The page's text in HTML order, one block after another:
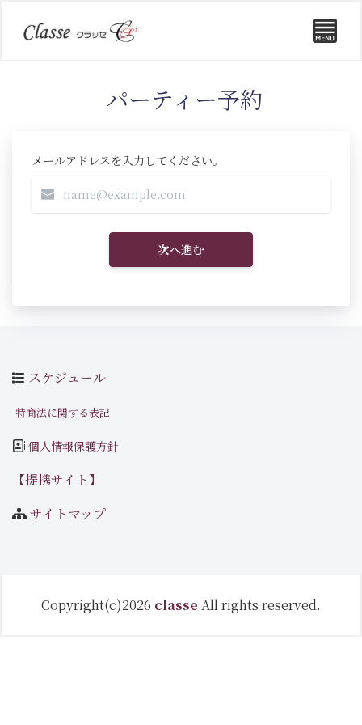
パーティー予約
メールアドレスを入力してください。
次へ進む
スケジュール
特商法に関する表記
個人情報保護方針
【提携サイト】
サイトマップ
Copyright(c)2026 classe All rights reserved.